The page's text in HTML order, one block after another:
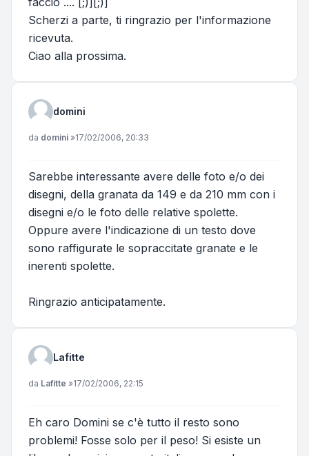
Scherzi a parte, ti ringrazio per l'informazione
ricevuta.
Ciao alla prossima.
domini
Messaggio
da domini »17/02/2006, 20:33
Sarebbe interessante avere delle foto e/o dei
disegni, della granata da 149 e da 210 mm con i
disegni e/o le foto delle relative spolette.
Oppure avere l'indicazione di un testo dove
sono raffigurate le sopraccitate granate e le
inerenti spolette.
Ringrazio anticipatamente.
Lafitte
Messaggio
da Lafitte »17/02/2006, 22:15
Eh caro Domini se c'è tutto il resto sono
problemi! Fosse solo per il peso! Si esiste un